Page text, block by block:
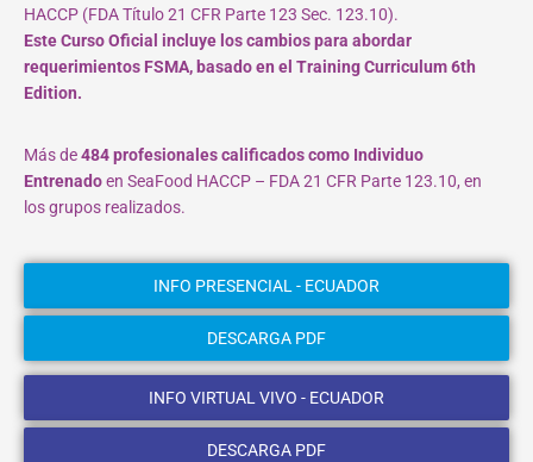
HACCP (FDA Título 21 CFR Parte 123 Sec. 123.10).
Este Curso Oficial incluye los cambios para abordar
requerimientos FSMA, basado en el Training Curriculum 6th
Edition.
Más de484 profesionales calificados como Individuo
Entrenadoen SeaFood HACCP – FDA 21 CFR Parte 123.10, en
los grupos realizados.
INFO PRESENCIAL - ECUADOR
DESCARGA PDF
INFO VIRTUAL VIVO - ECUADOR
DESCARGA PDF